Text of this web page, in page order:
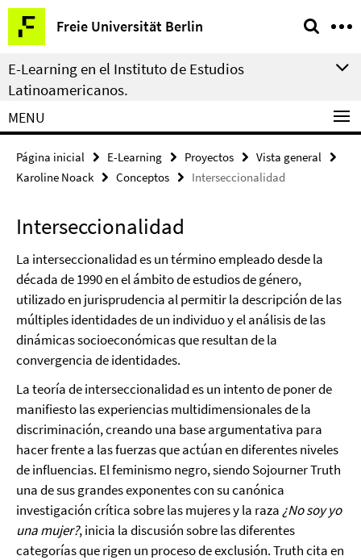
Springe
direkt
zu
Inhalt
Freie Universität Berlin
Herramientas
de
navegación
E-Learning en el Instituto de Estudios
Latinoamericanos.
MENU
Página inicial E-Learning Proyectos
Vista general
Karoline Noack
Conceptos Interseccionalidad
Interseccionalidad
La interseccionalidad es un término empleado desde la
década de 1990 en el ámbito de estudios de género,
utilizado en jurisprudencia al permitir la descripción de las
múltiples identidades de un individuo y el análisis de las
dinámicas socioeconómicas que resultan de la
convergencia de identidades.
La teoría de interseccionalidad es un intento de poner de
manifiesto las experiencias multidimensionales de la
discriminación, creando una base argumentativa para
hacer frente a las fuerzas que actúan en diferentes niveles
de influencias. El feminismo negro, siendo Sojourner Truth
una de sus grandes exponentes con su canónica
investigación crítica sobre las mujeres y la raza ¿No soy yo
una mujer?, inicia la discusión sobre las diferentes
categorías que rigen un proceso de exclusión. Truth cita en